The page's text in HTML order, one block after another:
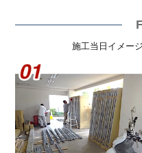
施工当日イメー